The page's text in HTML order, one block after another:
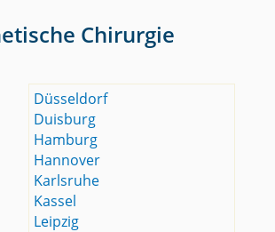
Chirurgie
Düsseldorf
Duisburg
Hamburg
Hannover
Karlsruhe
Kassel
Leipzig